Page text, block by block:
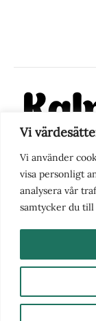
Vi
Vi använder
visa personligt
analysera vår
samtycker du till
KalmarPosten
fokus på
perspektivet,
berättelser och
Nyhetstips
2026 |